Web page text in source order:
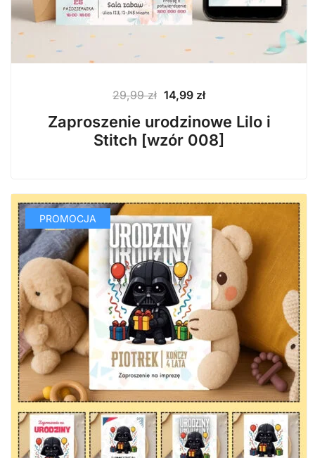
29,99zł Pierwotna
cena
wynosiła:
29,99 zł.
14,99 złAktualna
wynosi:
14,99 zł.
Zaproszenie urodzinowe Lilo i
Stitch [wzór 008]
PROMOCJA